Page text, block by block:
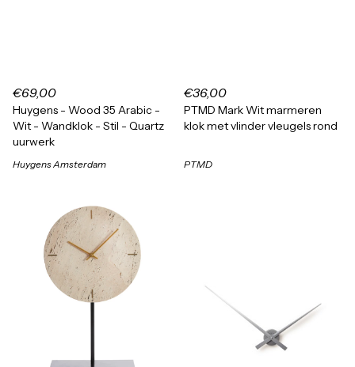
€69,00
Huygens - Wood 35 Arabic -
Wit - Wandklok - Stil - Quartz
uurwerk
Huygens Amsterdam
€36,00
PTMD Mark Wit marmeren
klok met vlinder vleugels rond
PTMD